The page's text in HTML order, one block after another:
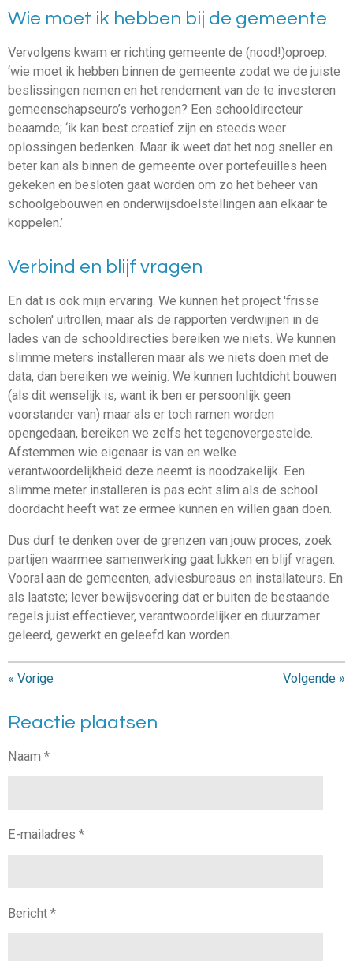
Wie moet ik hebben bij de gemeente
Vervolgens kwam er richting gemeente de (nood!)oproep:
‘wie moet ik hebben binnen de gemeente zodat we de juiste
beslissingen nemen en het rendement van de te investeren
gemeenschapseuro’s verhogen? Een schooldirecteur
beaamde; ‘ik kan best creatief zijn en steeds weer
oplossingen bedenken. Maar ik weet dat het nog sneller en
beter kan als binnen de gemeente over portefeuilles heen
gekeken en besloten gaat worden om zo het beheer van
schoolgebouwen en onderwijsdoelstellingen aan elkaar te
koppelen.’
Verbind en blijf vragen
En dat is ook mijn ervaring. We kunnen het project 'frisse
scholen' uitrollen, maar als de rapporten verdwijnen in de
lades van de schooldirecties bereiken we niets. We kunnen
slimme meters installeren maar als we niets doen met de
data, dan bereiken we weinig. We kunnen luchtdicht bouwen
(als dit wenselijk is, want ik ben er persoonlijk geen
voorstander van) maar als er toch ramen worden
opengedaan, bereiken we zelfs het tegenovergestelde.
Afstemmen wie eigenaar is van en welke
verantwoordelijkheid deze neemt is noodzakelijk. Een
slimme meter installeren is pas echt slim als de school
doordacht heeft wat ze ermee kunnen en willen gaan doen.
Dus durf te denken over de grenzen van jouw proces, zoek
partijen waarmee samenwerking gaat lukken en blijf vragen.
Vooral aan de gemeenten, adviesbureaus en installateurs. En
als laatste; lever bewijsvoering dat er buiten de bestaande
regels juist effectiever, verantwoordelijker en duurzamer
geleerd, gewerkt en geleefd kan worden.
« Vorige Volgende »
Reactie plaatsen
Naam *
E-mailadres *
Bericht *